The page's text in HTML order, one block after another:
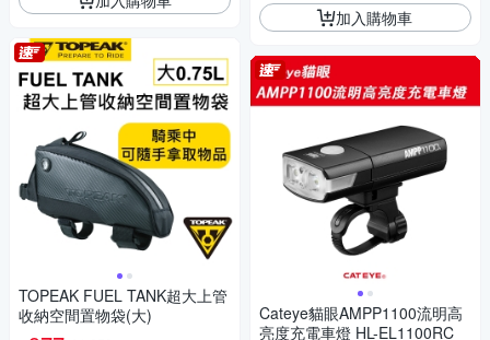
TOPEAK FUEL TANK超大上管
收納空間置物袋(大)
加入購物車
Cateye貓眼AMPP1100流明高
亮度充電車燈 HL-EL1100RC